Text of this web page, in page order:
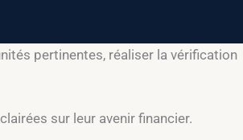
pertinentes, réaliser la vérification
sur leur avenir financier.